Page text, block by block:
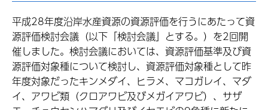
平成28年度沿岸水産資源の資源評価を行うにあたって資
源評価検討会議（以下「検討会議」とする。）を2回開
催しました。検討会議においては、資源評価基準及び資
源評価対象種について検討し、資源評価対象種として昨
年度対象だったキンメダイ、ヒラメ、マコガレイ、マダ
イ、アワビ類（クロアワビ及びメガイアワビ）、サザ